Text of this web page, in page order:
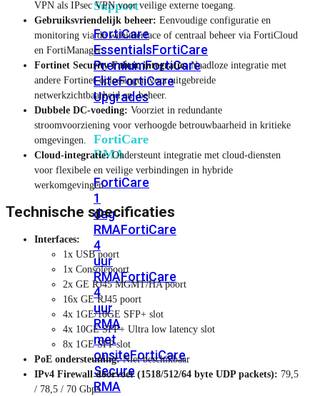
Support
FortiCare
EssentialsFortiCare
PremiumFortiCare
EliteFortiCare
Upgrades
FortiCare
RMA
FortiCare
1
dag
RMAFortiCare
4
uur
RMAFortiCare
4
uur
RMA
met
onsiteFortiCare
Secure
RMA
VPN als IPsec VPN voor veilige externe toegang.
Gebruiksvriendelijk beheer: Eenvoudige configuratie en
monitoring via de webinterface of centraal beheer via FortiCloud
en FortiManager.
Fortinet Security Fabric integratie:Naadloze integratie met
andere Fortinet-oplossingen voor uitgebreide
netwerkzichtbaarheid en -beheer.
Dubbele DC-voeding: Voorziet in redundante
stroomvoorziening voor verhoogde betrouwbaarheid in kritieke
omgevingen.
Cloud-integratie:Ondersteunt integratie met cloud-diensten
voor flexibele en veilige verbindingen in hybride
werkomgevingen.
Technische specificaties
Interfaces:
1x USB poort
1x Consolepoort
2x GE RJ45 MGMT/HA poort
16x GE RJ45 poort
4x 1GE/10GE SFP+ slot
4x 10GE SFP+ Ultra low latency slot
8x 1GE SFP slot
PoE ondersteuning:Niet beschikbaar
IPv4 Firewall doorvoer (1518/512/64 byte UDP packets): 79,5
/ 78,5 / 70 Gbps